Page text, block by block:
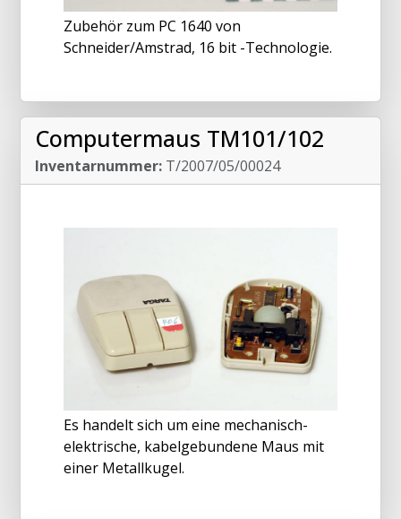
Zubehör zum PC 1640 von
Schneider/Amstrad, 16 bit -Technologie.
Computermaus TM101/102
Inventarnummer: T/2007/05/00024
Es handelt sich um eine mechanisch-
elektrische, kabelgebundene Maus mit
einer Metallkugel.